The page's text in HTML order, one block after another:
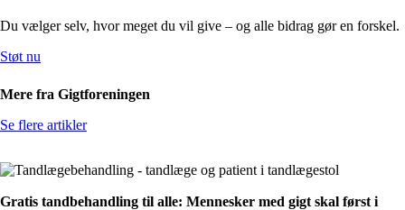
Du vælger selv, hvor meget du vil give – og alle bidrag gør en forskel.
Støt nu
Mere fra Gigtforeningen
Se flere artikler
Gratis tandbehandling til alle: Mennesker med gigt skal først i